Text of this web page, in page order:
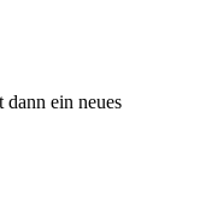
dann ein neues